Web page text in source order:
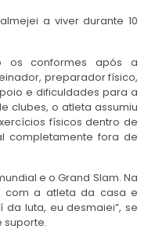
a viver durante 10
os conformes após a
preparador físico,
e dificuldades para a
clubes, o atleta assumiu
físicos dentro de
completamente fora de
e o Grand Slam. Na
com a atleta da casa e
luta, eu desmaiei”, se
suporte.